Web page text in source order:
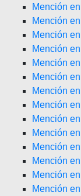
Mención
Mención
Mención
Mención
Mención
Mención
Mención
Mención
Mención
Mención
Mención
Mención
Mención
Mención